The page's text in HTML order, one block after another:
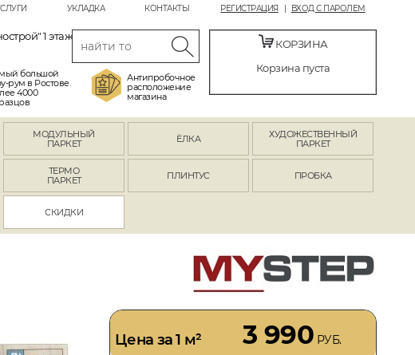
РЕГИСТРАЦИЯ ВХОД С ПАРОЛЕМ
УКЛАДКА КОНТАКТЫ
1 этаж
большой
рум в Ростове.
4000
Антипробочное
расположение
магазина
КОРЗИНА
Корзина пуста
МОДУЛЬНЫЙ
ПАРКЕТ
ЁЛКА
ХУДОЖЕСТВЕННЫЙ
ПАРКЕТ
ТЕРМО
ПАРКЕТ
ПЛИНТУС ПРОБКА
СКИДКИ
Цена за 1 м² 3 990 РУБ.